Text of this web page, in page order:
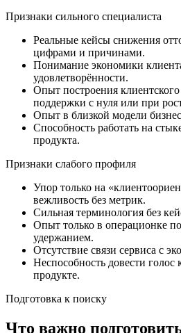
Признаки сильного специалиста
Реальные кейсы снижения
цифрами и причинами.
Понимание экономики
удовлетворённости.
Опыт построения
поддержки с нуля или при
Опыт в близкой модели
Способность работать на
продукта.
Признаки слабого профиля
Упор только на
вежливость без метрик.
Сильная терминология без
Опыт только в операционке
удержанием.
Отсутствие связи сервиса с
Неспособность довести голос
продукте.
Подготовка к поиску
Что важно